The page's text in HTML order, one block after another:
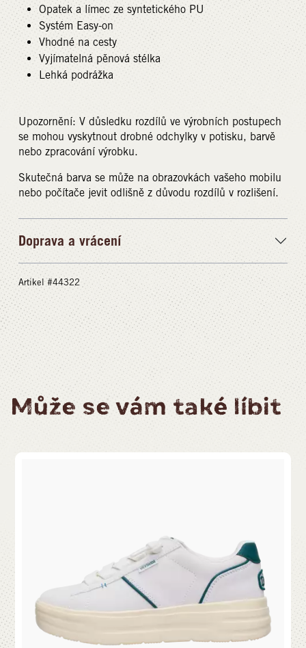
Opatek a límec ze syntetického PU
Systém Easy-on
Vhodné na cesty
Vyjímatelná pěnová stélka
Lehká podrážka
Upozornění: V důsledku rozdílů ve výrobních postupech
se mohou vyskytnout drobné odchylky v potisku, barvě
nebo zpracování výrobku.
Skutečná barva se může na obrazovkách vašeho mobilu
nebo počítače jevit odlišně z důvodu rozdílů v rozlišení.
Doprava a vrácení
Artikel #44322
Může se vám také líbit